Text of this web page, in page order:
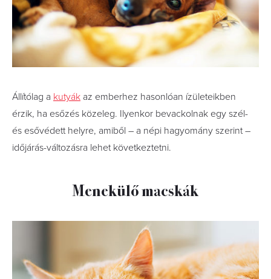
Állítólag a kutyák az emberhez hasonlóan ízületeikben
érzik, ha esőzés közeleg. Ilyenkor bevackolnak egy szél-
és esővédett helyre, amiből – a népi hagyomány szerint –
időjárás-változásra lehet következtetni.
Menekülő macskák